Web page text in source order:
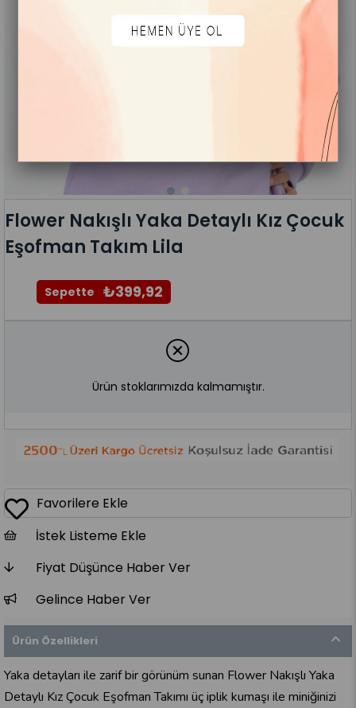
Flower Nakışlı Yaka Detaylı Kız Çocuk
Eşofman Takım Lila
Sepette ₺399,92
Ürün stoklarımızda kalmamıştır.
Favorilere Ekle
İstek Listeme Ekle
Fiyat Düşünce Haber Ver
Gelince Haber Ver
Ürün Özellikleri
Yaka detayları ile zarif bir görünüm sunan Flower Nakışlı Yaka
Detaylı Kız Çocuk Eşofman Takımı üç iplik kumaşı ile miniğinizi